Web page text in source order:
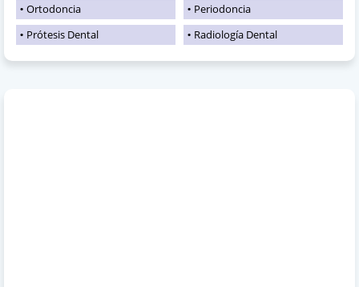
Ortodoncia
Periodoncia
Prótesis Dental
Radiología Dental